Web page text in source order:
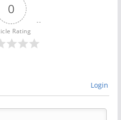
0
Rating
Login